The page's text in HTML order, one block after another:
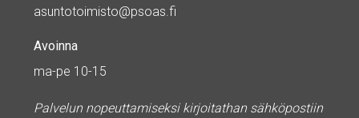
asuntotoimisto@psoas.fi
Avoinna
ma-pe 10-15
Palvelun nopeuttamiseksi kirjoitathan sähköpostiin